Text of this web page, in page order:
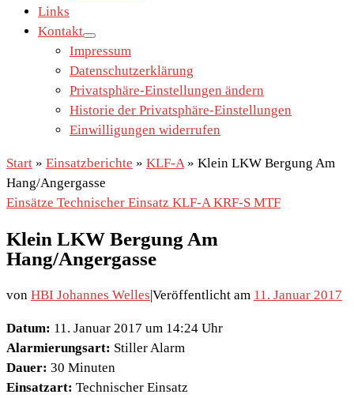
Links
Kontakt
Impressum
Datenschutzerklärung
Privatsphäre-Einstellungen ändern
Historie der Privatsphäre-Einstellungen
Einwilligungen widerrufen
Start » Einsatzberichte » KLF-A » Klein LKW Bergung Am
Hang/Angergasse
Einsätze Technischer Einsatz KLF-A KRF-S MTF
Klein LKW Bergung Am
Hang/Angergasse
von HBI Johannes Welles|Veröffentlicht am 11. Januar 2017
Datum: 11. Januar 2017 um 14:24 Uhr
Alarmierungsart: Stiller Alarm
Dauer: 30 Minuten
Einsatzart: Technischer Einsatz